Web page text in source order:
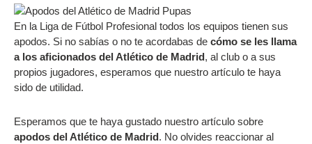
En la Liga de Fútbol Profesional todos los equipos tienen sus
apodos. Si no sabías o no te acordabas de cómo se les llama
a los aficionados del Atlético de Madrid, al club o a sus
propios jugadores, esperamos que nuestro artículo te haya
sido de utilidad.
Esperamos que te haya gustado nuestro artículo sobre
apodos del Atlético de Madrid. No olvides reaccionar al